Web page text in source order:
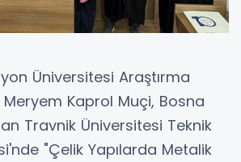
Üniversitesi Araştırma
Kaprol Muçi, Bosna
Travnik Üniversitesi Teknik
"Çelik Yapılarda Metalik